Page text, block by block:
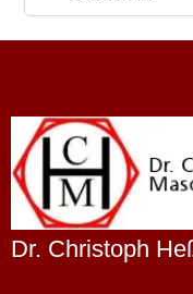
Dr. Christoph